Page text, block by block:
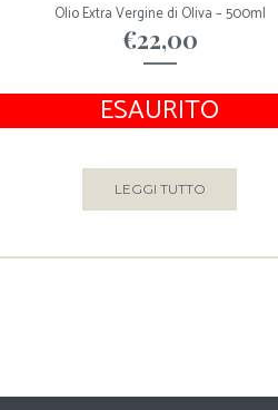
Olio Extra Vergine di Oliva – 500ml
€22,00
ESAURITO
LEGGI TUTTO